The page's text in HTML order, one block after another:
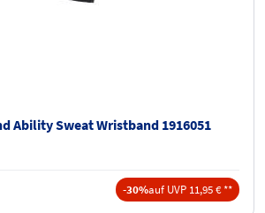
Ability Sweat Wristband 1916051
-30%auf UVP 11,95 € **